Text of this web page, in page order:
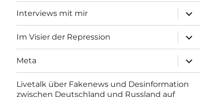
Interviews mit mir
anzeigen
Im Visier der Repression
anzeigen
Meta
anzeigen
Livetalk über Fakenews und Desinformation
zwischen Deutschland und Russland auf